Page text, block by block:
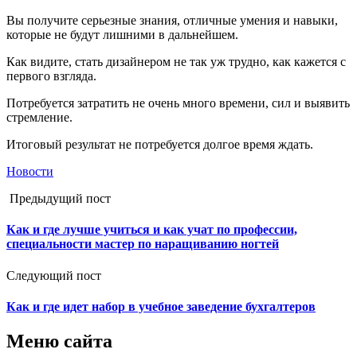
Вы получите серьезные знания, отличные умения и навыки,
которые не будут лишними в дальнейшем.
Как видите, стать дизайнером не так уж трудно, как кажется с
первого взгляда.
Потребуется затратить не очень много времени, сил и выявить
стремление.
Итоговый результат не потребуется долгое время ждать.
Новости
Предыдущий пост
Как и где лучше учиться и как учат по профессии,
специальности мастер по наращиванию ногтей
Следующий пост
Как и где идет набор в учебное заведение бухгалтеров
Меню сайта